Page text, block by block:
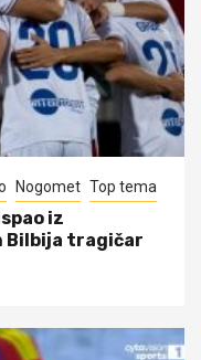
Nogomet Top tema
iz
Bilbija tragičar